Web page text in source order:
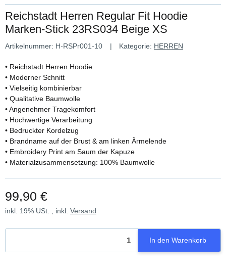
Reichstadt Herren Regular Fit Hoodie
Marken-Stick 23RS034 Beige XS
Artikelnummer: H-RSPr001-10 Kategorie: HERREN
• Reichstadt Herren Hoodie
• Moderner Schnitt
• Vielseitig kombinierbar
• Qualitative Baumwolle
• Angenehmer Tragekomfort
• Hochwertige Verarbeitung
• Bedruckter Kordelzug
• Brandname auf der Brust & am linken Ärmelende
• Embroidery Print am Saum der Kapuze
• Materialzusammensetzung: 100% Baumwolle
99,90 €
inkl. 19% USt. , inkl. Versand
In den Warenkorb